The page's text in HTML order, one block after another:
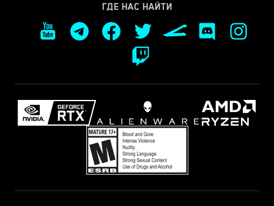
ГДЕ НАС НАЙТИ